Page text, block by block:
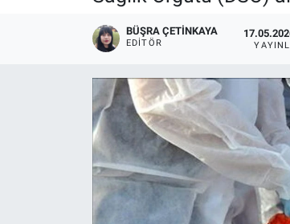
BÜŞRA ÇETINKAYA
EDITÖR